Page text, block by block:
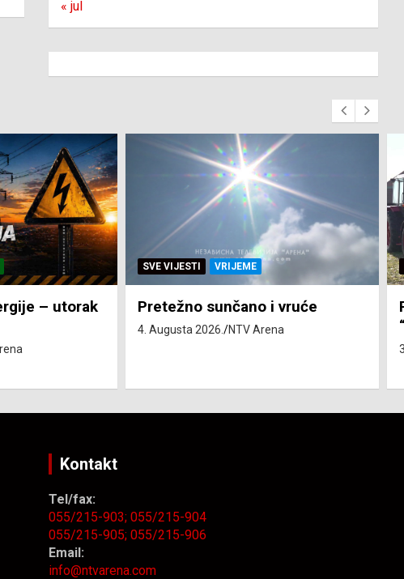
« jul
i vruće
SVE VIJESTI ZEMLJA
Pravo na subvenciju za traktor
“Belarus” ostvarila 84 korisnika
Kontakt
Tel/fax:
055/215-903;055/215-904
055/215-905;055/215-906
Email:
info@ntvarena.com